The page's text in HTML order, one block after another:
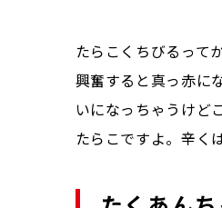
たらこくちびるって
興奮すると真っ赤に
いになっちゃうけど
たらこですよ。辛く